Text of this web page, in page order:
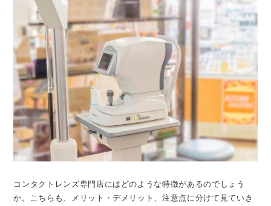
コンタクトレンズ専門店にはどのような特徴があるのでしょう
か。こちらも、メリット・デメリット、注意点に分けて見ていき